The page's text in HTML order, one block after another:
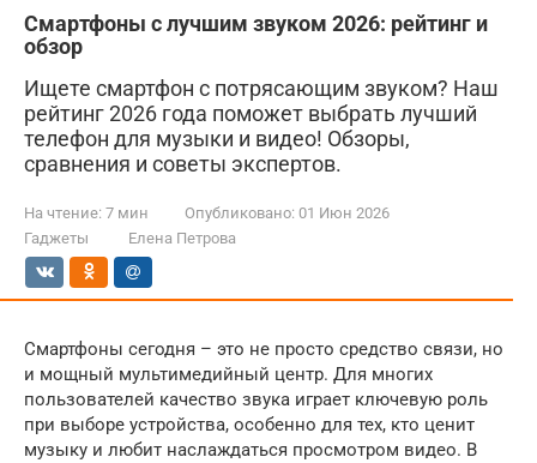
Смартфоны с лучшим звуком 2026: рейтинг и
обзор
Ищете смартфон с потрясающим звуком? Наш
рейтинг 2026 года поможет выбрать лучший
телефон для музыки и видео! Обзоры,
сравнения и советы экспертов.
На чтение: 7 мин Опубликовано: 01 Июн 2026
Гаджеты
Елена Петрова
Смартфоны сегодня – это не просто средство связи, но
и мощный мультимедийный центр. Для многих
пользователей качество звука играет ключевую роль
при выборе устройства, особенно для тех, кто ценит
музыку и любит наслаждаться просмотром видео. В